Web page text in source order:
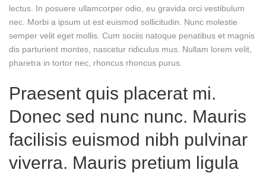
lectus. In posuere ullamcorper odio, eu gravida orci vestibulum
nec. Morbi a ipsum ut est euismod sollicitudin. Nunc molestie
semper velit eget mollis. Cum sociis natoque penatibus et magnis
dis parturient montes, nascetur ridiculus mus. Nullam lorem velit,
pharetra in tortor nec, rhoncus rhoncus purus.
Praesent quis placerat mi.
Donec sed nunc nunc. Mauris
facilisis euismod nibh pulvinar
viverra. Mauris pretium ligula